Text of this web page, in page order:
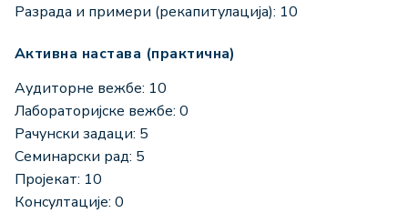
Разрада и примери (рекапитулација): 10
Активна настава (практична)
Аудиторне вежбе: 10
Лабораторијске вежбе: 0
Рачунски задаци: 5
Семинарски рад: 5
Пројекат: 10
Консултације: 0